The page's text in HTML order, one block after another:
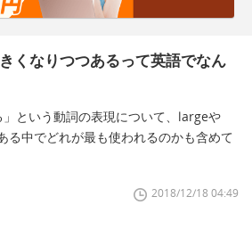
くなりつつあるって英語でなん
という動詞の表現について、largeや
中でどれが最も使われるのかも含めて
2018/12/18 04:49